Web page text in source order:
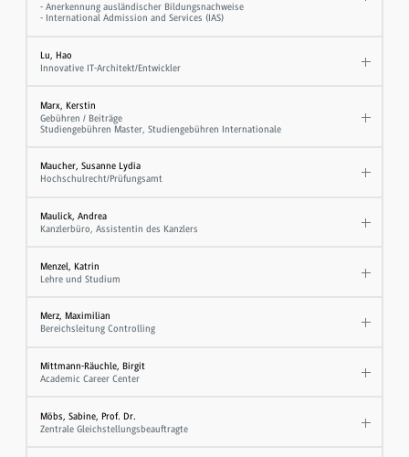
- Anerkennung ausländischer Bildungsnachweise
- International Admission and Services (IAS)
Lu, Hao
Innovative IT-Architekt/Entwickler
Marx, Kerstin
Gebühren / Beiträge
Studiengebühren Master, Studiengebühren Internationale
Maucher, Susanne Lydia
Hochschulrecht/Prüfungsamt
Maulick, Andrea
Kanzlerbüro, Assistentin des Kanzlers
Menzel, Katrin
Lehre und Studium
Merz, Maximilian
Bereichsleitung Controlling
Mittmann-Räuchle, Birgit
Academic Career Center
Möbs, Sabine, Prof. Dr.
Zentrale Gleichstellungsbeauftragte